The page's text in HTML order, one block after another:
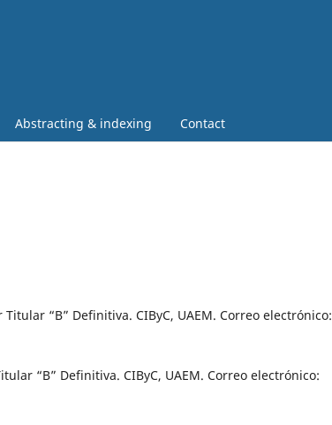
Abstracting & indexing Contact
“B” Definitiva. CIByC, UAEM. Correo electrónico:
“B” Definitiva. CIByC, UAEM. Correo electrónico: